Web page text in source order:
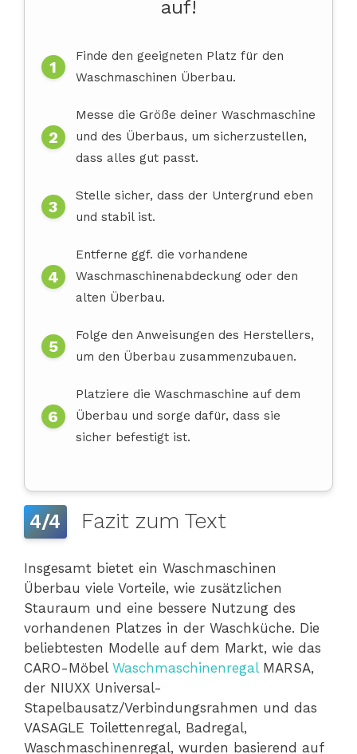
auf!
Finde den geeigneten Platz für den
Waschmaschinen Überbau.
Messe die Größe deiner Waschmaschine
und des Überbaus, um sicherzustellen,
dass alles gut passt.
Stelle sicher, dass der Untergrund eben
und stabil ist.
Entferne ggf. die vorhandene
Waschmaschinenabdeckung oder den
alten Überbau.
Folge den Anweisungen des Herstellers,
um den Überbau zusammenzubauen.
Platziere die Waschmaschine auf dem
Überbau und sorge dafür, dass sie
sicher befestigt ist.
4/4 Fazit zum Text
Insgesamt bietet ein Waschmaschinen
Überbau viele Vorteile, wie zusätzlichen
Stauraum und eine bessere Nutzung des
vorhandenen Platzes in der Waschküche. Die
beliebtesten Modelle auf dem Markt, wie das
CARO-Möbel Waschmaschinenregal MARSA,
der NIUXX Universal-
Stapelbausatz/Verbindungsrahmen und das
VASAGLE Toilettenregal, Badregal,
Waschmaschinenregal, wurden basierend auf